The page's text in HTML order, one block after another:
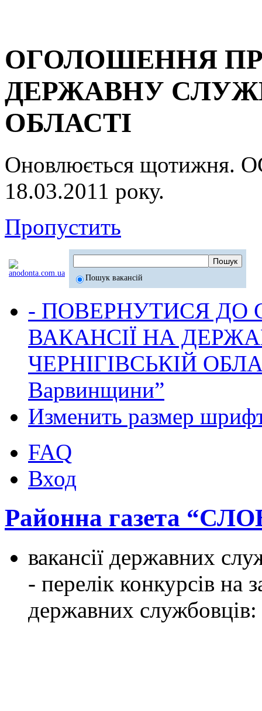
ОГОЛОШЕННЯ
ДЕРЖАВНУ
ОБЛАСТІ
Оновлюється
18.03.2011 року.
Пропустить
Пошук вакансій
- ПОВЕРНУТИСЯ ДО
ВАКАНСІЇ НА
ЧЕРНІГІВСЬКІЙ
Варвинщини”
Изменить размер
FAQ
Вход
Районна газета
вакансії державних
- перелік конкурсів на
державних службовців: